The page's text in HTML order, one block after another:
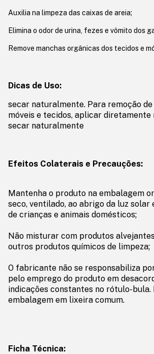
Auxilia na limpeza das caixas de areia;
Elimina o odor de urina, fezes e vômito dos
Remove manchas orgânicas dos tecidos e
Dicas de Uso:
secar naturalmente. Para remoção de
móveis e tecidos, aplicar diretamente
secar naturalmente
Efeitos Colaterais e Precauções:
Mantenha o produto na embalagem
seco, ventilado, ao abrigo da luz solar
de crianças e animais domésticos;
Não misturar com produtos
outros produtos químicos de limpeza;
O fabricante não se responsabiliza
pelo emprego do produto em
indicações constantes no rótulo-bula.
embalagem em lixeira comum.
Ficha Técnica: